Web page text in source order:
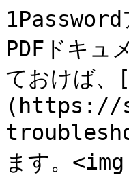
1Password
PDFドキュ
ておけば
(https://
ます。